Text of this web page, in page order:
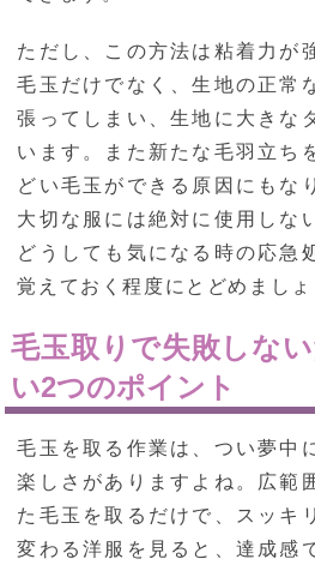
ただし、この方法は粘着力が
毛玉だけでなく、生地の正常
張ってしまい、生地に大きな
います。また新たな毛羽立ち
どい毛玉ができる原因にもな
大切な服には絶対に使用しな
どうしても気になる時の応急
覚えておく程度にとどめましょ
毛玉取りで失敗しな
い2つのポイント
毛玉を取る作業は、つい夢中
楽しさがありますよね。広範
た毛玉を取るだけで、スッキ
変わる洋服を見ると、達成感